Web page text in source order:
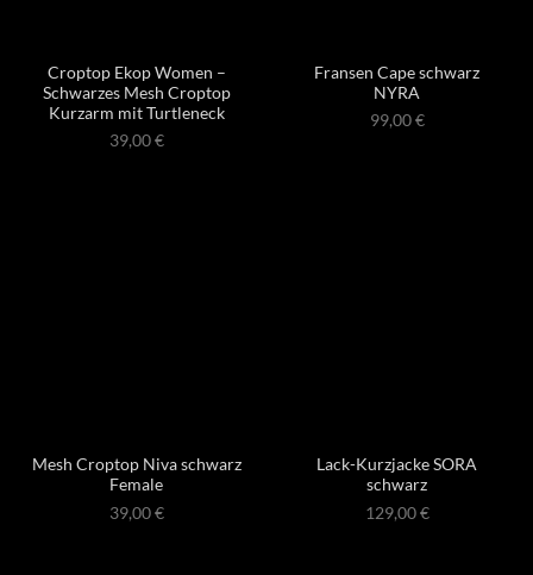
Croptop Ekop Women –
Schwarzes Mesh Croptop
Kurzarm mit Turtleneck
39,00€
Fransen Cape schwarz
NYRA
99,00€
Mesh Croptop Niva schwarz
Female
39,00€
Lack-Kurzjacke SORA
schwarz
129,00€